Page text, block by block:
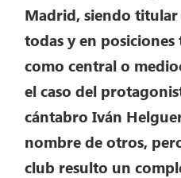
Madrid, siendo
todas y en
como central o
el caso del
cántabro Iván
nombre de otros,
club resulto un